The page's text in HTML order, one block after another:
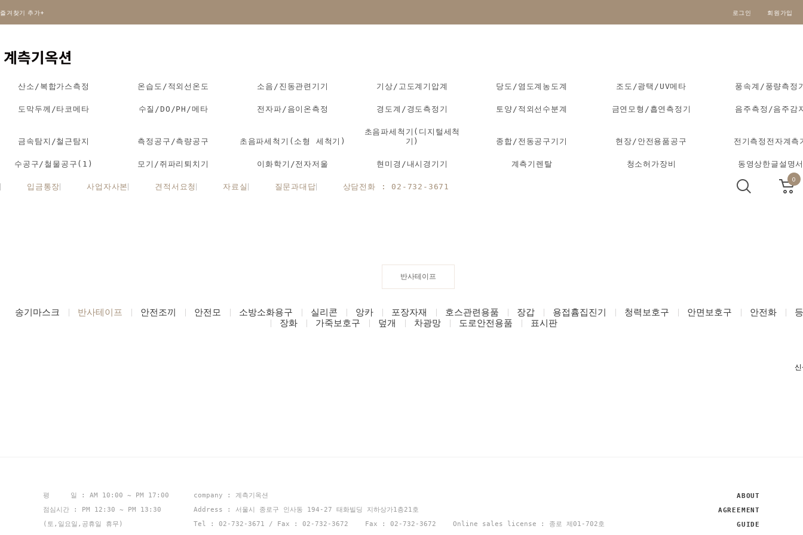
즐겨찾기 추가+ 로그인 회원가입
산소/복합가스측정 온습도/적외선온도 소음/진동관련기기 기상/고도계기압계 당도/염도계농도계 조도/광택/UV메타 풍속계/풍량측정
도막두께/타코메타 수질/DO/PH/메타 전자파/음이온측정 경도계/경도측정기 토양/적외선수분계 금연모형/흡연측정기 음주측정/음주감
금속탐지/철근탐지 측정공구/측량공구 초음파세척기(소형 세척기)
초음파세척기(디지털세척
기)
종합/전동공구기기 현장/안전용품공구 전기측정전자계측
수공구/철물공구(1) 모기/쥐파리퇴치기 이화학기/전자저울 현미경/내시경기기 계측기렌탈 청소허가장비 동영상한글설명
입금통장 사업자사본 견적서요청 자료실 질문과대답 상담전화 : 02-732-3671
0
반사테이프
송기마스크 반사테이프 안전조끼 안전모 소방소화용구 실리콘 앙카 포장자재 호스관련용품 장갑 용접흄집진기 청력보호구 안면보호구 안전화
장화
가죽보호구 덮개 차광망 도로안전용품 표시판
평 일 : AM 10:00 ~ PM 17:00
점심시간 : PM 12:30 ~ PM 13:30
(토,일요일,공휴일 휴무)
company : 계측기옥션
Address : 서울시 종로구 인사동 194-27 태화빌딩 지하상가1층21호
Tel : 02-732-3671 / Fax : 02-732-3672 Fax : 02-732-3672 Online sales license : 종로 제01-702호
ABOUT
AGREEMENT
GUIDE